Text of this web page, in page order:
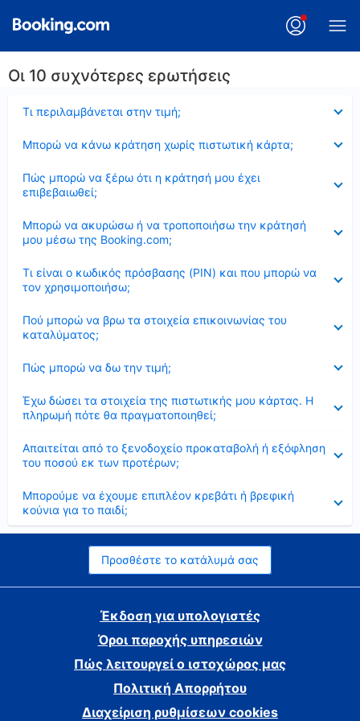
Οι 10 συχνότερες ερωτήσεις
Τι περιλαμβάνεται στην τιμή;
Μπορώ να κάνω κράτηση χωρίς πιστωτική κάρτα;
Πώς μπορώ να ξέρω ότι η κράτησή μου έχει
επιβεβαιωθεί;
Μπορώ να ακυρώσω ή να τροποποιήσω την κράτησή
μου μέσω της Booking.com;
Τι είναι ο κωδικός πρόσβασης (PIN) και που μπορώ να
τον χρησιμοποιήσω;
Πού μπορώ να βρω τα στοιχεία επικοινωνίας του
καταλύματος;
Πώς μπορώ να δω την τιμή;
Έχω δώσει τα στοιχεία της πιστωτικής μου κάρτας. Η
πληρωμή πότε θα πραγματοποιηθεί;
Απαιτείται από το ξενοδοχείο προκαταβολή ή εξόφληση
του ποσού εκ των προτέρων;
Μπορούμε να έχουμε επιπλέον κρεβάτι ή βρεφική
κούνια για το παιδί;
Προσθέστε το κατάλυμά σας
Έκδοση για υπολογιστές
Όροι παροχής υπηρεσιών
Πώς λειτουργεί ο ιστοχώρος μας
Πολιτική Απορρήτου
Διαχείριση ρυθμίσεων cookies